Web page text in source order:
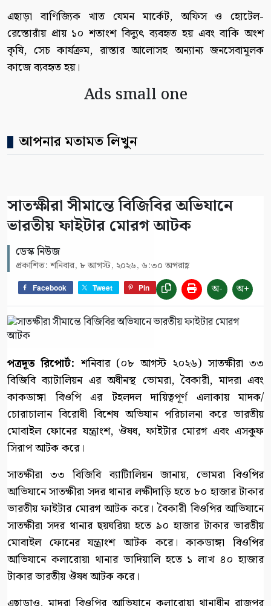
এছাড়া বাণিজ্যিক খাত যেমন মার্কেট, অফিস ও হোটেল-
রেস্তোরাঁয় প্রায় ১০ শতাংশ বিদ্যুৎ ব্যবহৃত হয় এবং বাকি অংশ
কৃষি, সেচ কার্যক্রম, রাস্তার আলোসহ অন্যান্য জনসেবামূলক
কাজে ব্যবহৃত হয়।
Ads small one
আপনার মতামত লিখুন
সাতক্ষীরা সীমান্তে বিজিবির অভিযানে
ভারতীয় ফাইটার মোরগ আটক
ডেস্ক নিউজ
প্রকাশিত: শনিবার, ৮ আগস্ট, ২০২৬, ৬:৩০ অপরাহ্ণ
Facebook Tweet Pin অ- অ+
পত্রদূত রিপোর্ট: শনিবার (০৮ আগস্ট ২০২৬) সাতক্ষীরা ৩৩
বিজিবি ব্যাটালিয়ন এর অধীনস্থ ভোমরা, বৈকারী, মাদরা এবং
কাকডাঙ্গা বিওপি এর টহলদল দায়িত্বপূর্ণ এলাকায় মাদক/
চোরাচালান বিরোধী বিশেষ অভিযান পরিচালনা করে ভারতীয়
মোবাইল ফোনের যন্ত্রাংশ, ঔষধ, ফাইটার মোরগ এবং এসকুফ
সিরাপ আটক করে।
সাতক্ষীরা ৩৩ বিজিবি ব্যাটিালিয়ন জানায়, ভোমরা বিওপির
আভিযানে সাতক্ষীরা সদর থানার লক্ষীদাড়ি হতে ৮০ হাজার টাকার
ভারতীয় ফাইটার মোরগ আটক করে। বৈকারী বিওপির আভিযানে
সাতক্ষীরা সদর থানার ছয়ঘরিয়া হতে ৯০ হাজার টাকার ভারতীয়
মোবাইল ফোনের যন্ত্রাংশ আটক করে। কাকডাঙ্গা বিওপির
আভিযানে কলারোয়া থানার ভাদিয়ালি হতে ১ লাখ ৪০ হাজার
টাকার ভারতীয় ঔষধ আটক করে।